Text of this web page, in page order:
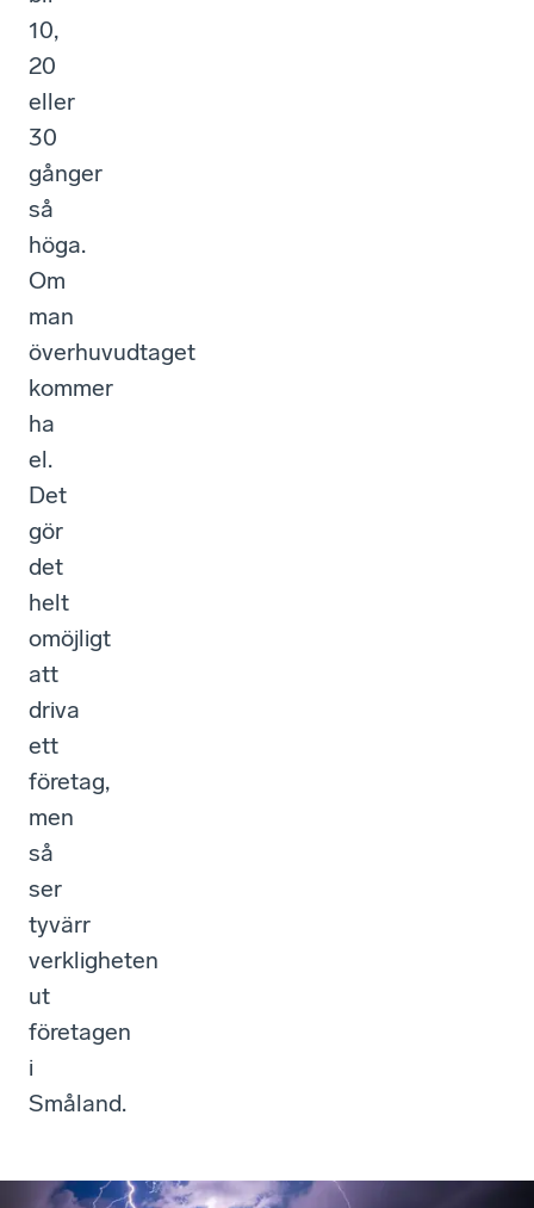
10,
20
eller
30
gånger
så
höga.
Om
man
överhuvudtaget
kommer
ha
el.
Det
gör
det
helt
omöjligt
att
driva
ett
företag,
men
så
ser
tyvärr
verkligheten
ut
företagen
i
Småland.